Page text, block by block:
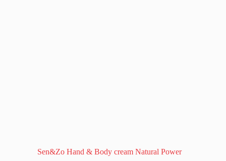
Sen&Zo Hand & Body cream Natural Power